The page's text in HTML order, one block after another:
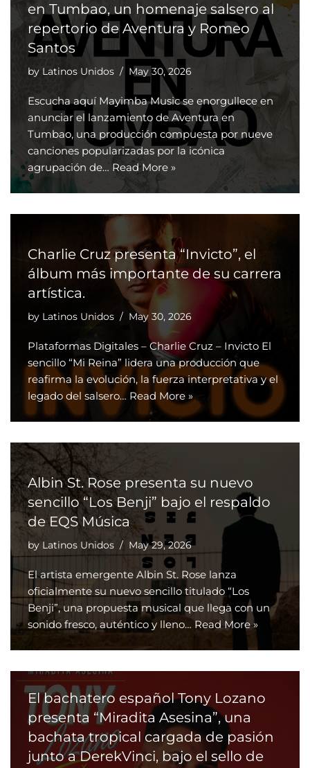
en Tumbao, un homenaje salsero al
repertorio de Aventura y Romeo
Santos
by Latinos Unidos May 30, 2026
Escucha aquí Mayimba Music se enorgullece en
anunciar el lanzamiento de Aventura en
Tumbao, una producción compuesta por nueve
canciones popularizadas por la icónica
agrupación de… Read More »
Charlie Cruz presenta “Invicto”, el
álbum más importante de su carrera
artística.
by Latinos Unidos May 30, 2026
Plataformas Digitales – Charlie Cruz – Invicto El
sencillo “Mi Reina” lidera una producción que
reafirma la evolución, la fuerza interpretativa y el
legado del salsero… Read More »
Albin St. Rose presenta su nuevo
sencillo “Los Benji” bajo el respaldo
de EQS Música
by Latinos Unidos May 29, 2026
El artista emergente Albin St. Rose lanza
oficialmente su nuevo sencillo titulado “Los
Benji”, una propuesta musical que llega con un
sonido fresco, auténtico y lleno… Read More »
El bachatero español Tony Lozano
presenta “Miradita Asesina”, una
bachata tropical cargada de pasión
junto a DerekVinci, bajo el sello de